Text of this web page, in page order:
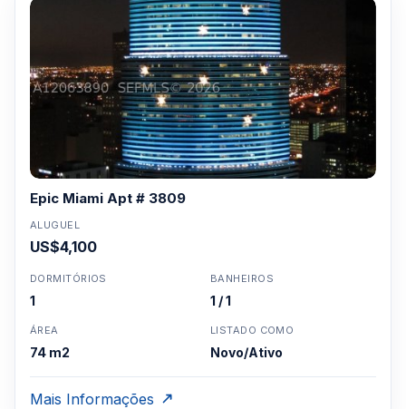
Epic Miami Apt # 3809
ALUGUEL
US$4,100
DORMITÓRIOS
1
BANHEIROS
1 / 1
ÁREA
74 m2
LISTADO COMO
Novo/Ativo
Mais Informações